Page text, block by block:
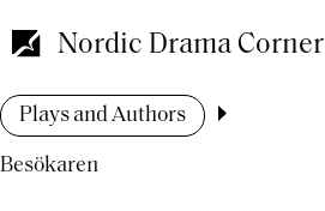
to
main
Nordic Drama Corner
Breadcrumb
Plays and Authors
Besökaren